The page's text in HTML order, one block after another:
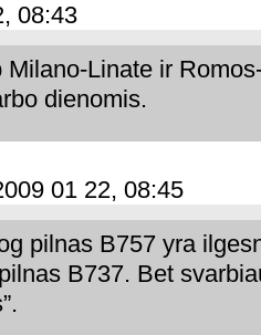
08:43
Linate ir
dienomis.
01 22, 08:45
pilnas B757 yra
B737. Bet